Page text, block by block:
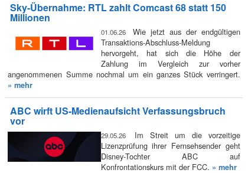
Sky-Übernahme: RTL zahlt Comcast 68 statt 150
Millionen
01.06.26
Wie jetzt aus der endgültigen
Transaktions-Abschluss-Meldung
hervorgeht, hat sich die Höhe der
Zahlung im Vergleich zur vorher
angenommenen Summe nochmal um ein ganzes Stück verringert.
» mehr
ABC wirft US-Medienaufsicht Verfassungsbruch
vor
29.05.26
Im Streit um die vorzeitige
Lizenzprüfung ihrer Fernsehsender geht
Disney-Tochter ABC auf
Konfrontationskurs mit der FCC. » mehr